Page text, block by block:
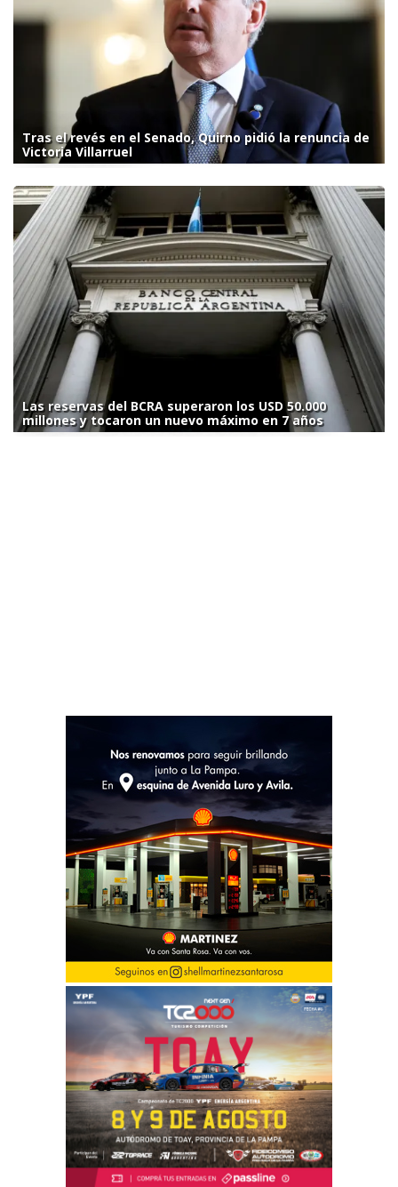
Tras el revés en el Senado, Quirno pidió la renuncia de
Victoria Villarruel
Las reservas del BCRA superaron los USD 50.000
millones y tocaron un nuevo máximo en 7 años